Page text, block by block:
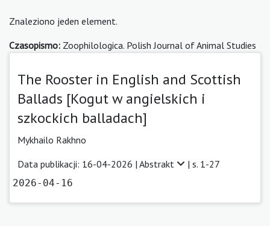
Znaleziono jeden element.
Czasopismo: Zoophilologica. Polish Journal of Animal Studies
The Rooster in English and Scottish
Ballads [Kogut w angielskich i
szkockich balladach]
Mykhailo Rakhno
Data publikacji: 16-04-2026 | Abstrakt | s. 1-27
2026-04-16